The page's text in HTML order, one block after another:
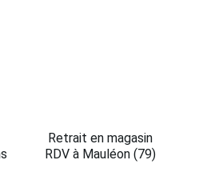
Retrait en magasin
RDV à Mauléon (79)